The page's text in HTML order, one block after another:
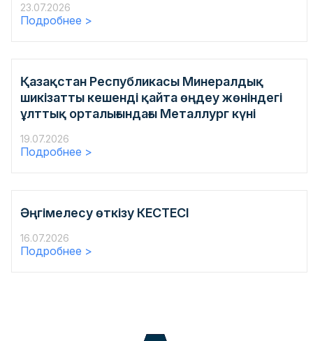
23.07.2026
Подробнее >
Қазақстан Республикасы Минералдық
шикізатты кешенді қайта өңдеу жөніндегі
ұлттық орталығындағы Металлург күні
19.07.2026
Подробнее >
Әңгімелесу өткізу КЕСТЕСІ
16.07.2026
Подробнее >